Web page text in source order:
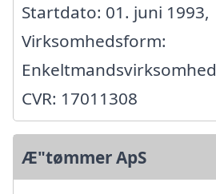
Startdato: 01. juni 1993,
Virksomhedsform:
Enkeltmandsvirksomhed
CVR: 17011308
Æ"tømmer ApS